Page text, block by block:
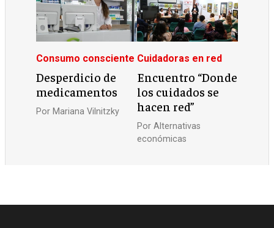
Consumo consciente
Desperdicio de
medicamentos
Por Mariana Vilnitzky
Cuidadoras en red
Encuentro “Donde
los cuidados se
hacen red”
Por Alternativas
económicas